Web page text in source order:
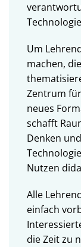
Um
machen,
Zentrum
neues
schafft
Denken
Nutzen
Alle
einfach
die Zeit zu